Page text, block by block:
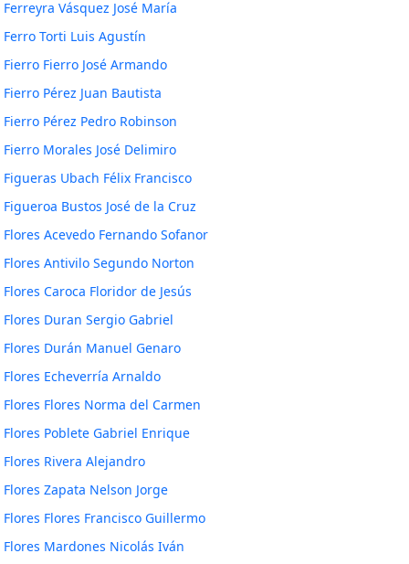
Ferreyra Vásquez José María
Ferro Torti Luis Agustín
Fierro Fierro José Armando
Fierro Pérez Juan Bautista
Fierro Pérez Pedro Robinson
Fierro Morales José Delimiro
Figueras Ubach Félix Francisco
Figueroa Bustos José de la Cruz
Flores Acevedo Fernando Sofanor
Flores Antivilo Segundo Norton
Flores Caroca Floridor de Jesús
Flores Duran Sergio Gabriel
Flores Durán Manuel Genaro
Flores Echeverría Arnaldo
Flores Flores Norma del Carmen
Flores Poblete Gabriel Enrique
Flores Rivera Alejandro
Flores Zapata Nelson Jorge
Flores Flores Francisco Guillermo
Flores Mardones Nicolás Iván